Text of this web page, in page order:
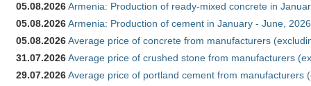
05.08.2026Armenia: Production of ready-mixed concrete in
05.08.2026Armenia: Production of cement in January - June, 2026
05.08.2026Average price of concrete from manufacturers
31.07.2026Average price of crushed stone from manufacturers
29.07.2026Average price of portland cement from manufacturers